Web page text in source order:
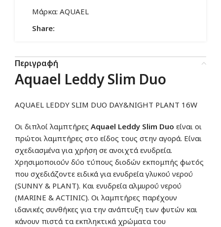
Μάρκα: AQUAEL
Share:
Περιγραφή
Aquael Leddy Slim Duo
AQUAEL LEDDY SLIM DUO DAY&NIGHT PLANT 16W
Οι διπλοί λαμπτήρες Aquael Leddy Slim Duo είναι οι
πρώτοι λαμπτήρες στο είδος τους στην αγορά. Είναι
σχεδιασμένα για χρήση σε ανοιχτά ενυδρεία.
Χρησιμοποιούν δύο τύπους διοδών εκπομπής φωτός
που σχεδιάζοντε ειδικά για ενυδρεία γλυκού νερού
(SUNNY & PLANT). Και ενυδρεία αλμυρού νερού
(MARINE & ACTINIC). Οι λαμπτήρες παρέχουν
ιδανικές συνθήκες για την ανάπτυξη των φυτών και
κάνουν πιστά τα εκπληκτικά χρώματα του